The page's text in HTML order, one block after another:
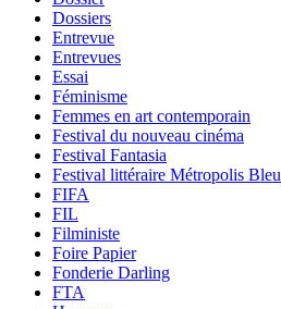
Dossiers
Entrevue
Entrevues
Essai
Féminisme
Femmes en art contemporain
Festival du nouveau cinéma
Festival Fantasia
Festival littéraire Métropolis Bleu
FIFA
FIL
Filministe
Foire Papier
Fonderie Darling
FTA